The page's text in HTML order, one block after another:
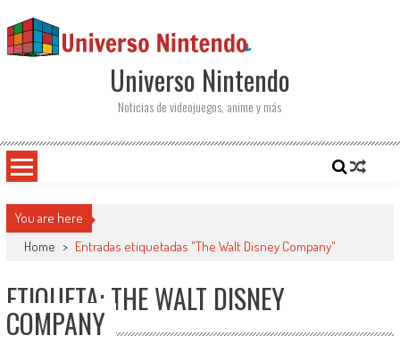
Universo Nintendo
Noticias de videojuegos, anime y más
You are here
Home > Entradas etiquetadas "The Walt Disney Company"
ETIQUETA: THE WALT DISNEY
COMPANY